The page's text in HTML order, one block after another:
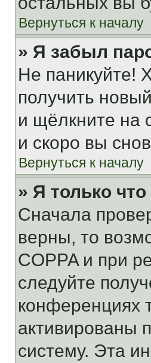
Вернуться к началу
» Я забыл
Не паникуйте!
получить
и щёлкните на
и скоро вы
Вернуться к началу
» Я только
Сначала
верны, то
COPPA и при
следуйте
конференциях
активированы
систему. Эта